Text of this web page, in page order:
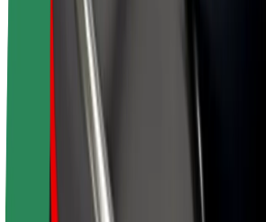
Franšīzes
Par uzņēmumu
Karjera
Par Bolt
Bolt ilgtspējība
Project Zero
Blogs